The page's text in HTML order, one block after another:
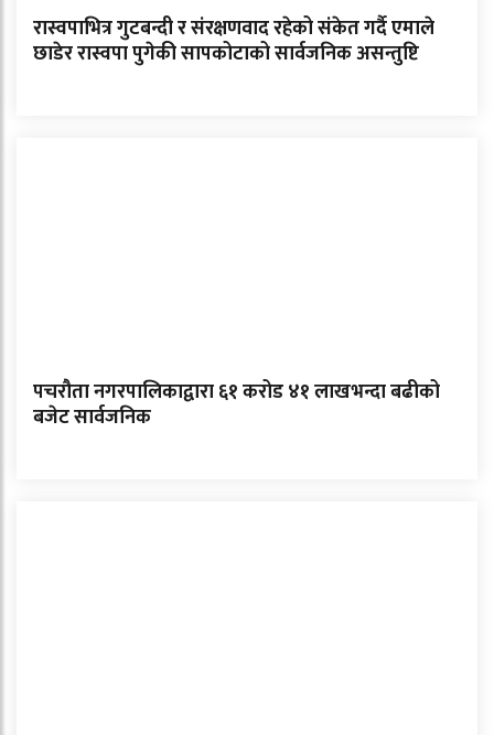
रास्वपाभित्र गुटबन्दी र संरक्षणवाद रहेको संकेत गर्दै एमाले
छाडेर रास्वपा पुगेकी सापकोटाको सार्वजनिक असन्तुष्टि
पचरौता नगरपालिकाद्वारा ६१ करोड ४१ लाखभन्दा बढीको
बजेट सार्वजनिक